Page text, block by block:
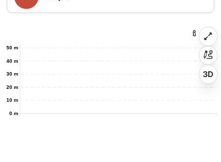
0 m
10 m
20 m
30 m
40 m
50 m
3D